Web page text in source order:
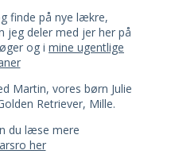
finde på nye lækre,
jeg deler med jer her på
og i mine ugentlige
Martin, vores børn Julie
Retriever, Mille.
du læse mere
her